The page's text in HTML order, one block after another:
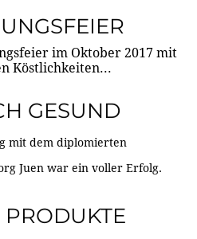
im Oktober 2017 mit
Köstlichkeiten...
GESUND
mit dem diplomierten
Juen war ein voller Erfolg.
PRODUKTE